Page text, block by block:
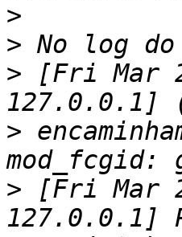
>
>
> [Fri Mar
>
> [Fri Mar